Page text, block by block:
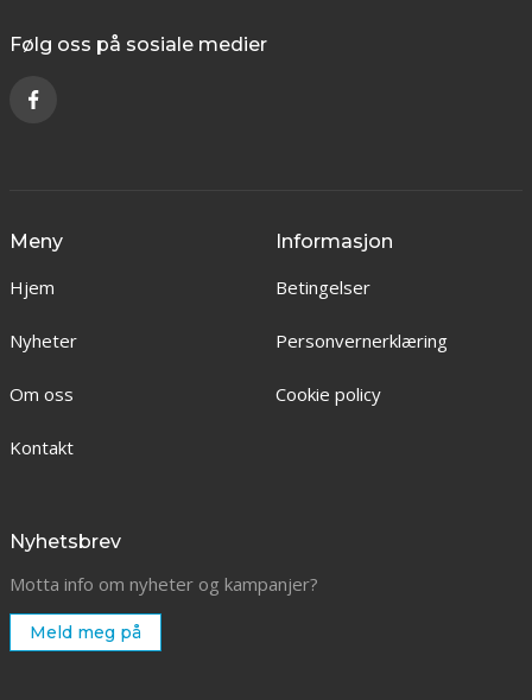
Følg oss på sosiale medier
Meny
Hjem
Nyheter
Om oss
Kontakt
Informasjon
Betingelser
Personvernerklæring
Cookie policy
Nyhetsbrev
Motta info om nyheter og kampanjer?
Meld meg på